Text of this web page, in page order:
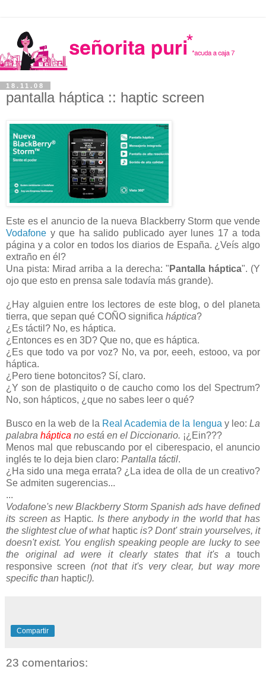
18.11.08
pantalla háptica :: haptic screen
Este es el anuncio de la nueva Blackberry Storm que vende
Vodafone y que ha salido publicado ayer lunes 17 a toda
página y a color en todos los diarios de España. ¿Veís algo
extraño en él?
Una pista: Mirad arriba a la derecha: " Pantalla háptica". (Y
ojo que esto en prensa sale todavía más grande).
¿Hay alguien entre los lectores de este blog, o del planeta
tierra, que sepan qué COÑO significa háptica?
¿Es táctil? No, es háptica.
¿Entonces es en 3D? Que no, que es háptica.
¿Es que todo va por voz? No, va por, eeeh, estooo, va por
háptica.
¿Pero tiene botoncitos? Sí, claro.
¿Y son de plastiquito o de caucho como los del Spectrum?
No, son hápticos, ¿que no sabes leer o qué?
Busco en la web de la Real Academia de la lengua y leo:La
palabra háptica no está en el Diccionario. ¡¿Ein???
Menos mal que rebuscando por el ciberespacio, el anuncio
inglés te lo deja bien claro: Pantalla táctil.
¿Ha sido una mega errata? ¿La idea de olla de un creativo?
Se admiten sugerencias...
...
Vodafone's new Blackberry Storm Spanish ads have defined
its screen as Haptic. Is there anybody in the world that has
the slightest clue of whathaptic is? Dont' strain yourselves, it
doesn't exist. You english speaking people are lucky to see
the original ad were it clearly states that it's a touch
responsive screen (not that it's very clear, but way more
specific than haptic!).
Compartir
23 comentarios: